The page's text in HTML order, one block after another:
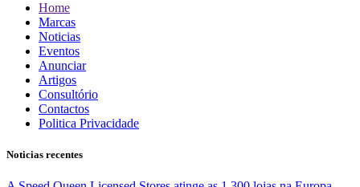
Home
Marcas
Noticias
Eventos
Anunciar
Artigos
Consultório
Contactos
Politica Privacidade
Noticias recentes